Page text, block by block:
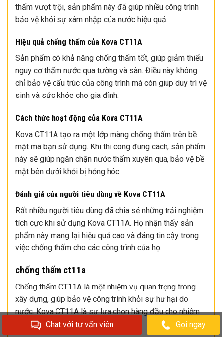
thấm vượt trội, sản phẩm này đã giúp nhiều công trình
bảo vệ khỏi sự xâm nhập của nước hiệu quả.
Hiệu quả chống thấm của Kova CT11A
Sản phẩm có khả năng chống thấm tốt, giúp giảm thiểu
nguy cơ thấm nước qua tường và sàn. Điều này không
chỉ bảo vệ cấu trúc của công trình mà còn giúp duy trì vệ
sinh và sức khỏe cho gia đình.
Cách thức hoạt động của Kova CT11A
Kova CT11A tạo ra một lớp màng chống thấm trên bề
mặt mà bạn sử dụng. Khi thi công đúng cách, sản phẩm
này sẽ giúp ngăn chặn nước thấm xuyên qua, bảo vệ bề
mặt bên dưới khỏi bị hỏng hóc.
Đánh giá của người tiêu dùng về Kova CT11A
Rất nhiều người tiêu dùng đã chia sẻ những trải nghiệm
tích cực khi sử dụng Kova CT11A. Họ nhận thấy sản
phẩm này mang lại hiệu quả cao và đáng tin cậy trong
việc chống thấm cho các công trình của họ.
chống thấm ct11a
Chống thấm CT11A là một nhiệm vụ quan trọng trong
xây dựng, giúp bảo vệ công trình khỏi sự hư hại do
nước. Kova CT11A là sự lựa chọn hàng đầu cho nhiệm
vụ này.
Chat với tư vấn viên Gọi ngay